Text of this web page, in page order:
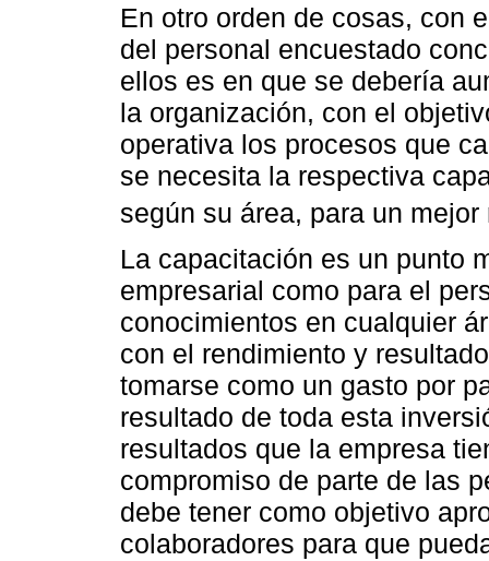
En otro orden de cosas, con
del personal encuestado
ellos es en que se debería
la organización, con el
operativa los procesos que
se necesita la respectiva
según su área, para un mejor
La capacitación es un punto
empresarial como para el
conocimientos en cualquier
con el rendimiento y
tomarse como un gasto por
resultado de toda esta
resultados que la empresa
compromiso de parte de las
debe tener como objetivo
colaboradores para que